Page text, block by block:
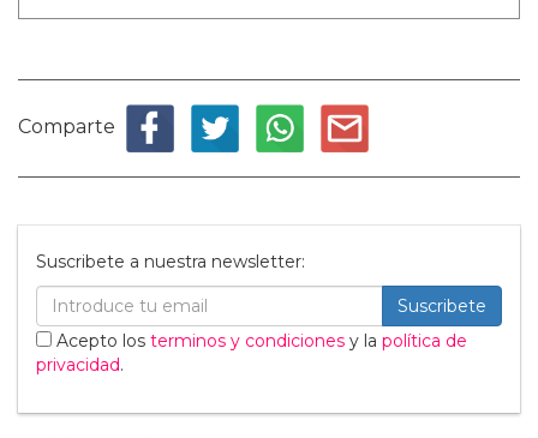
Comparte
Suscribete a nuestra newsletter:
Suscribete
Acepto los terminos y condiciones y la política de
privacidad.